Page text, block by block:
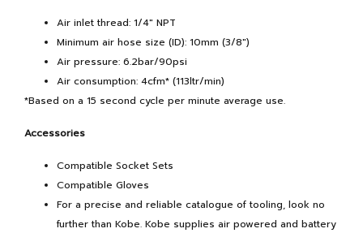
Air inlet thread: 1/4" NPT
Minimum air hose size (ID): 10mm (3/8")
Air pressure: 6.2bar/90psi
Air consumption: 4cfm* (113ltr/min)
*Based on a 15 second cycle per minute average use.
Accessories
Compatible Socket Sets
Compatible Gloves
For a precise and reliable catalogue of tooling, look no
further than Kobe. Kobe supplies air powered and battery